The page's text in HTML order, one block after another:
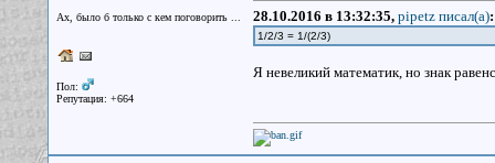
Ах, было б только с кем поговорить ...
Пол:
Репутация: +664
28.10.2016 в 13:32:35, pipetz писал(a):
1/2/3 = 1/(2/3)
Я невеликий математик, но знак